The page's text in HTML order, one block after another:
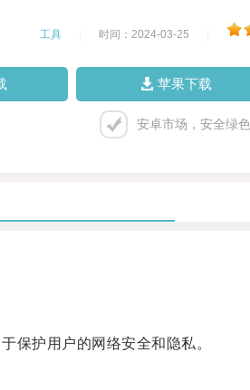
工具 时间：2024-03-25
苹果下载
安卓市场，安全绿色
护用户的网络安全和隐私。